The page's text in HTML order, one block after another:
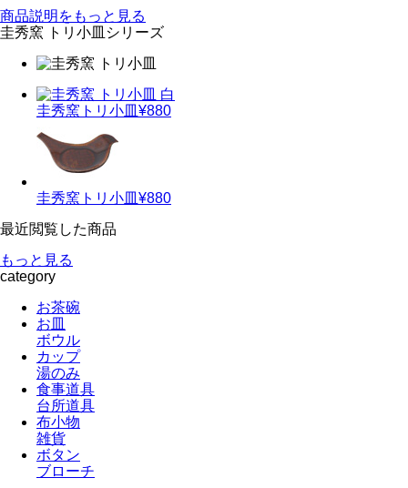
商品説明をもっと見る
圭秀窯 トリ小皿シリーズ
圭秀窯 トリ小皿 ¥880
圭秀窯 トリ小皿 ¥880
最近閲覧した商品
もっと見る
category
お茶碗
お皿
ボウル
カップ
湯のみ
食事道具
台所道具
布小物
雑貨
ボタン
ブローチ